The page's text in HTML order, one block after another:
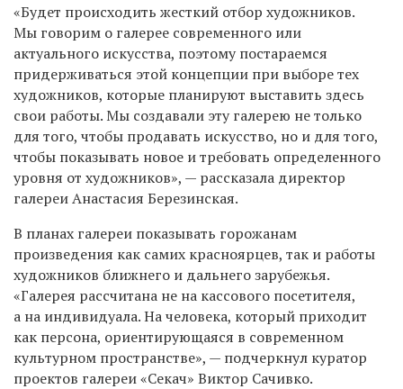
«Будет происходить жесткий отбор художников.
Мы говорим о галерее современного или
актуального искусства, поэтому постараемся
придерживаться этой концепции при выборе тех
художников, которые планируют выставить здесь
свои работы. Мы создавали эту галерею не только
для того, чтобы продавать искусство, но и для того,
чтобы показывать новое и требовать определенного
уровня от художников», — рассказала директор
галереи Анастасия Березинская.
В планах галереи показывать горожанам
произведения как самих красноярцев, так и работы
художников ближнего и дальнего зарубежья.
«Галерея рассчитана не на кассового посетителя,
а на индивидуала. На человека, который приходит
как персона, ориентирующаяся в современном
культурном пространстве», — подчеркнул куратор
проектов галереи «Секач» Виктор Сачивко.